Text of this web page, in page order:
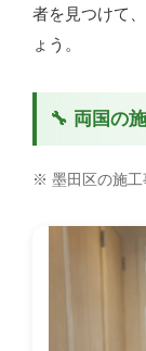
者を見つけて
ょう。
🔧 両国の
※ 墨田区の施工